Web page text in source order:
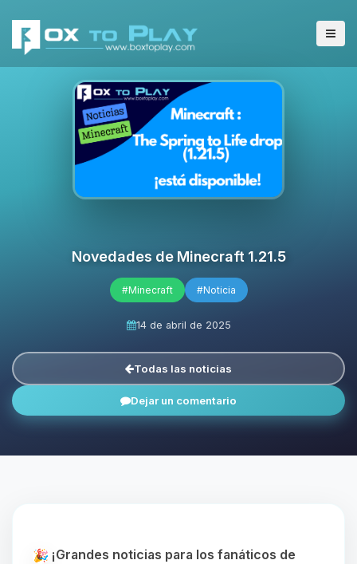
Novedades de Minecraft 1.21.5
#Minecraft #Noticia
14 de abril de 2025
Todas las noticias
Dejar un comentario
¡Grandes noticias para los fanáticos de